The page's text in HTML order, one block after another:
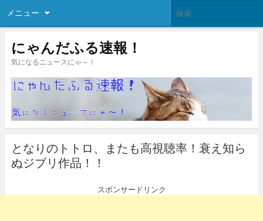
メニュー
にゃんだふる速報！
気になるニュースにゃ～！
となりのトトロ、またも高視聴率！衰え知ら
ぬジブリ作品！！
スポンサードリンク